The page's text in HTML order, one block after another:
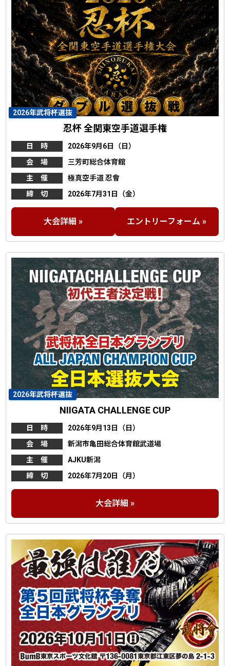
2026年武将杯選抜
忍杯 全関東空手道選手権
日 時
2026年9月6日（日）
会 場
三芳町総合体育館
主 催
極真空手道 忍會
締 切
2026年7月31日（金）
大会詳細 » エントリーフォーム »
2026年武将杯選抜
NIIGATA CHALLENGE CUP
日 時
2026年9月13日（日）
会 場
新潟市亀田総合体育館武道場
主 催
AJKU新潟
締 切
2026年7月20日（月）
大会詳細 »